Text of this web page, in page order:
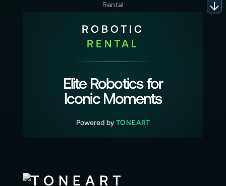
ROBOTIC
RENTAL
Elite Robotics for
Iconic Moments
Powered by TONEART